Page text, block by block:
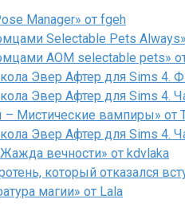
Manager» от fgeh
Selectable Pets
AOM selectable pets»
Эвер Афтер для Sims 4.
Эвер Афтер для Sims 4.
Мистические вампиры» от
Эвер Афтер для Sims 4.
вечности» от kdvlaka
который отказался
магии» от Lala